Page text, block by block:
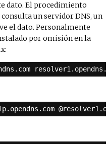
dato. El procedimiento
un servidor DNS, un
el dato. Personalmente
por omisión en la